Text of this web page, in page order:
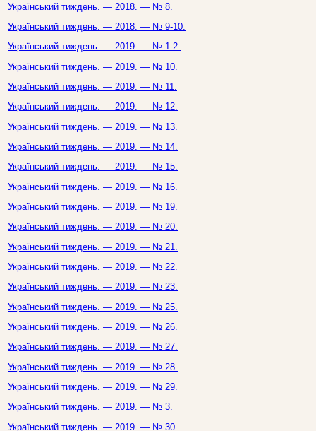
Український тиждень. — 2018. — № 8.
Український тиждень. — 2018. — № 9-10.
Український тиждень. — 2019. — № 1-2.
Український тиждень. — 2019. — № 10.
Український тиждень. — 2019. — № 11.
Український тиждень. — 2019. — № 12.
Український тиждень. — 2019. — № 13.
Український тиждень. — 2019. — № 14.
Український тиждень. — 2019. — № 15.
Український тиждень. — 2019. — № 16.
Український тиждень. — 2019. — № 19.
Український тиждень. — 2019. — № 20.
Український тиждень. — 2019. — № 21.
Український тиждень. — 2019. — № 22.
Український тиждень. — 2019. — № 23.
Український тиждень. — 2019. — № 25.
Український тиждень. — 2019. — № 26.
Український тиждень. — 2019. — № 27.
Український тиждень. — 2019. — № 28.
Український тиждень. — 2019. — № 29.
Український тиждень. — 2019. — № 3.
Український тиждень. — 2019. — № 30.